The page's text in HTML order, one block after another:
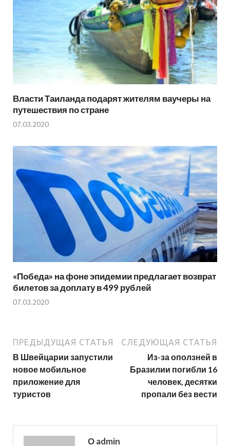
Власти Таиланда подарят жителям ваучеры на
путешествия по стране
07.03.2020
«Победа» на фоне эпидемии предлагает возврат
билетов за доплату в 499 рублей
07.03.2020
ПРЕДЫДУЩАЯ СТАТЬЯ
В Швейцарии запустили
новое мобильное
приложение для
туристов
СЛЕДУЮЩАЯ СТАТЬЯ
Из-за оползней в
Бразилии погибли 16
человек, десятки
пропали без вести
О admin